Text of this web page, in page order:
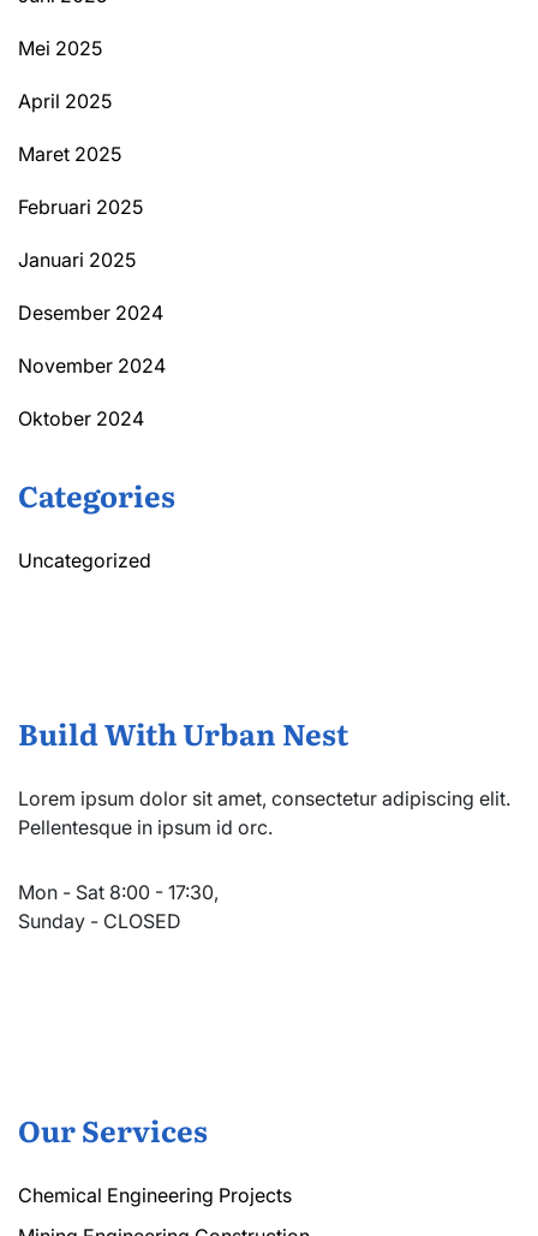
Mei 2025
April 2025
Maret 2025
Februari 2025
Januari 2025
Desember 2024
November 2024
Oktober 2024
Categories
Uncategorized
Build With Urban Nest
Lorem ipsum dolor sit amet, consectetur adipiscing elit.
Pellentesque in ipsum id orc.
Mon - Sat 8:00 - 17:30,
Sunday - CLOSED
Our Services
Chemical Engineering Projects